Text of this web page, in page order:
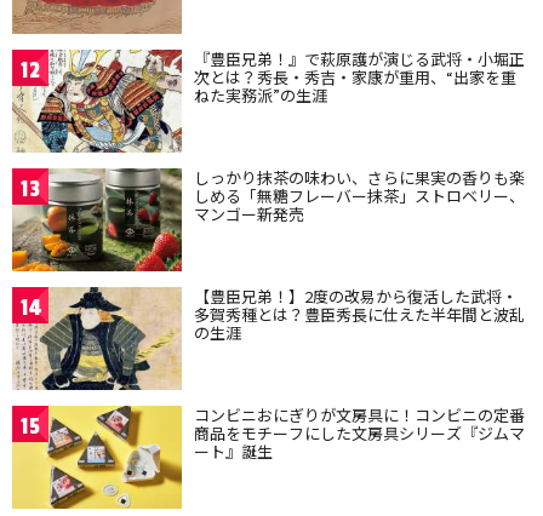
12 『豊臣兄弟！』で萩原護が演じる武将・小堀正
次とは？秀長・秀吉・家康が重用、“出家を重
ねた実務派”の生涯
13 しっかり抹茶の味わい、さらに果実の香りも楽
しめる「無糖フレーバー抹茶」ストロベリー、
マンゴー新発売
14 【豊臣兄弟！】2度の改易から復活した武将・
多賀秀種とは？豊臣秀長に仕えた半年間と波乱
の生涯
15 コンビニおにぎりが文房具に！コンビニの定番
商品をモチーフにした文房具シリーズ『ジムマ
ート』誕生